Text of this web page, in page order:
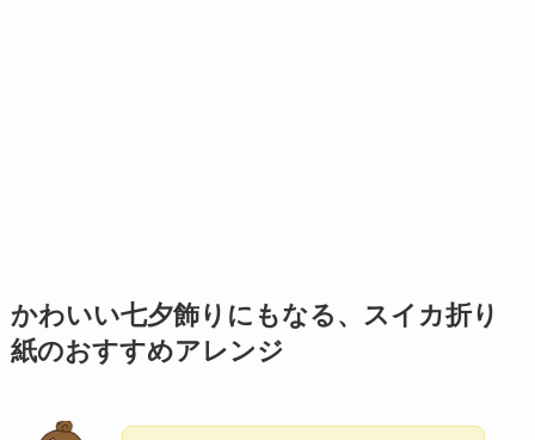
かわいい七夕飾りにもなる、スイカ折り
紙のおすすめアレンジ